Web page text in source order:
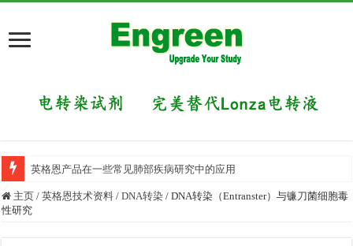
英格恩产品在一些常见肺部疾病研究中的应用
主页 / 英格恩技术资料 / DNA转染 / DNA转染（Entranster）与镰刀菌细胞毒
性研究